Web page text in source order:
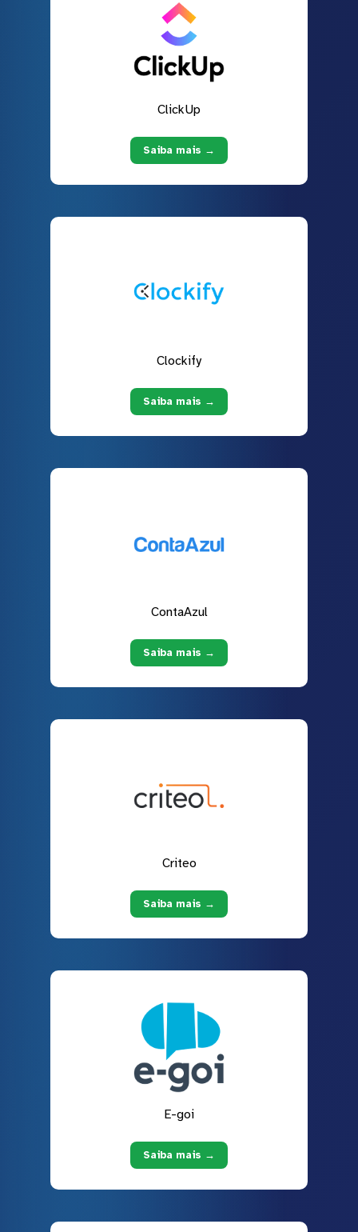
ClickUp
Saiba mais →
Clockify
Saiba mais →
ContaAzul
Saiba mais →
Criteo
Saiba mais →
E-goi
Saiba mais →